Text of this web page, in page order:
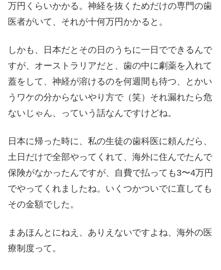
万円くらいかかる。神経を抜くためだけの専門の歯
医者がいて、それが十何万円かかると。
しかも、日本だとその日のうちに一日でできるんで
すが、オーストラリアだと、歯の中に劇薬を入れて
蓋をして、神経が溶けるのを何週間も待つ、とかい
うワケの分からないやり方で（笑）それ漏れたら危
ないじゃん、っていう話なんですけどね。
日本に帰った時に、私の生徒の歯科医に頼んだら、
土日だけで全部やってくれて、海外に住んでたんで
保険がなかったんですが、自費で払っても3〜4万円
でやってくれましたね。いくつかついでに直しても
その金額でした。
まあほんとにねえ、ありえないですよね、海外の医
療制度って。